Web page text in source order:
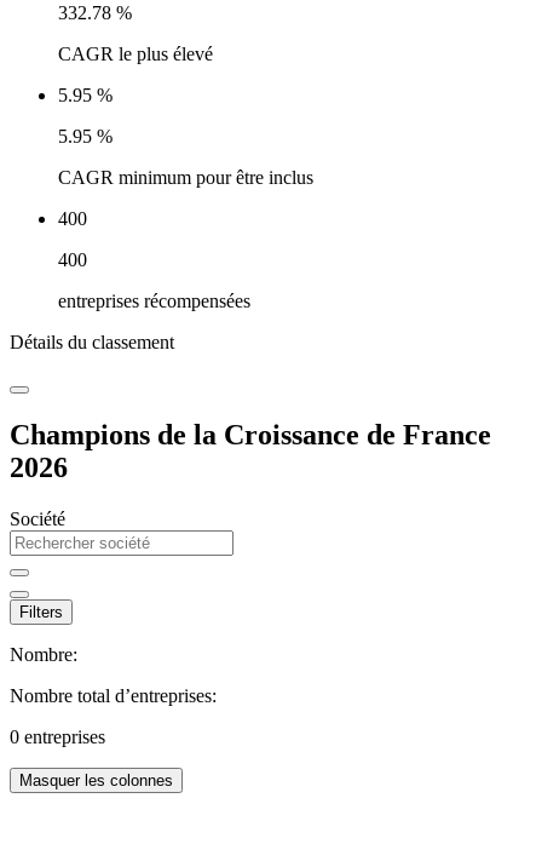
332.78 %
CAGR le plus élevé
5.95 %
5.95 %
CAGR minimum pour être inclus
400
400
entreprises récompensées
Détails du classement
Champions de la Croissance de France
2026
Société
Filters
Nombre:
Nombre total d’entreprises:
0 entreprises
Masquer les colonnes